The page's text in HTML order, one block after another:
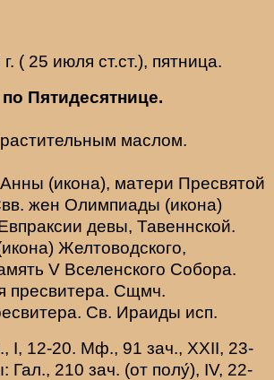
( 25 июля ст.ст.), пятница.
Пятидесятнице.
маслом.
Анны (икона), матери Пресвятой
жен Олимпиады (икона)
девы, Тавеннской.
икона) Желтоводского,
V Вселенского Собора.
пресвитера. Сщмч.
Св. Ираиды исп.
I, 12-20. Мф., 91 зач., XXII, 23-
Гал., 210 зач. (от полу́), IV, 22-